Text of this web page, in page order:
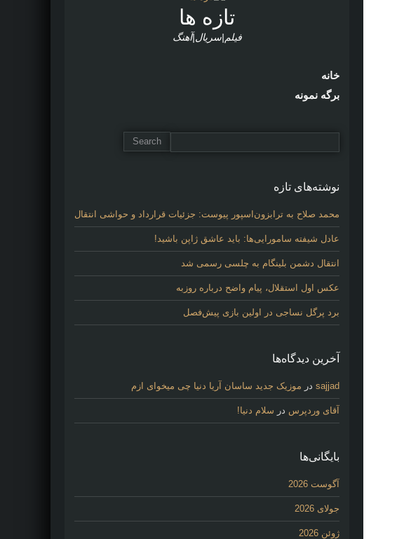
تازه ها
فیلم|سریال|آهنگ
خانه
برگه نمونه
نوشته‌های تازه
محمد صلاح به ترابزون‌اسپور پیوست: جزئیات قرارداد و حواشی انتقال
عادل شیفته سامورایی‌ها: باید عاشق ژاپن باشید!
انتقال دشمن بلینگام به چلسی رسمی شد
عکس اول استقلال، پیام واضح درباره روزبه
برد پرگل نساجی در اولین بازی پیش‌فصل
آخرین دیدگاه‌ها
sajjad در موزیک جدید ساسان آریا دنیا چی میخوای ازم
آقای وردپرس در سلام دنیا!
بایگانی‌ها
آگوست 2026
جولای 2026
ژوئن 2026